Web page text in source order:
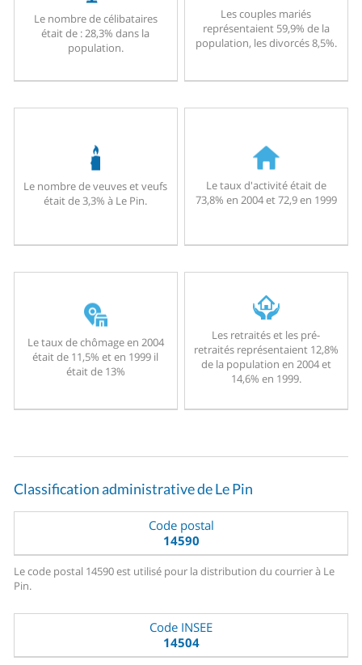
Le nombre de célibataires
était de : 28,3% dans la
population.
Les couples mariés
représentaient 59,9% de la
population, les divorcés 8,5%.
Le nombre de veuves et veufs
était de 3,3% à Le Pin.
Le taux d'activité était de
73,8% en 2004 et 72,9 en 1999
Le taux de chômage en 2004
était de 11,5% et en 1999 il
était de 13%
Les retraités et les pré-
retraités représentaient 12,8%
de la population en 2004 et
14,6% en 1999.
Classification administrative de Le Pin
Code postal
14590
Le code postal 14590 est utilisé pour la distribution du courrier à Le
Pin.
Code INSEE
14504